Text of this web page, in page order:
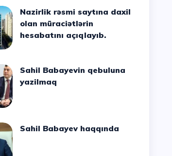
Nazirlik rəsmi saytına daxil
olan müraciətlərin
hesabatını açıqlayıb.
Sahil Babayevin qebuluna
yazilmaq
Sahil Babayev haqqında